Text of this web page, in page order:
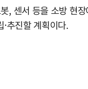
센서 등을 소방 현
추진할 계획이다.